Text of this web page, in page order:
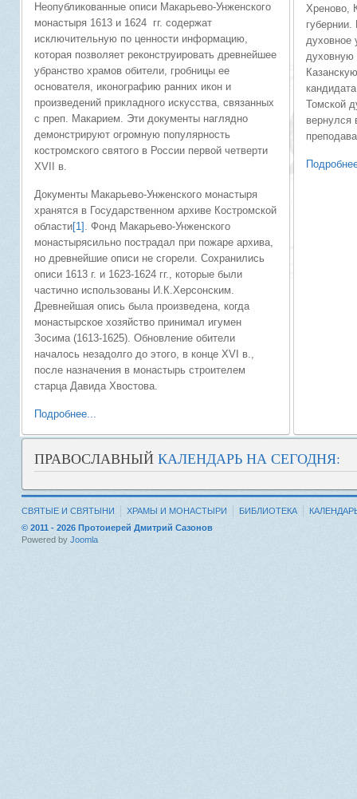
Неопубликованные описи Макарьево-Унженского
монастыря 1613 и 1624 гг. содержат
исключительную по ценности информацию,
которая позволяет реконструировать древнейшее
убранство храмов обители, гробницы ее
основателя, иконографию ранних икон и
произведений прикладного искусства, связанных
с преп. Макарием. Эти документы наглядно
демонстрируют огромную популярность
костромского святого в России первой четверти
XVII в.
Документы Макарьево-Унженского монастыря
хранятся в Государственном архиве Костромской
области[1] . Фонд Макарьево-Унженского
монастырясильно пострадал при пожаре архива,
но древнейшие описи не сгорели. Сохранились
описи 1613 г. и 1623-1624 гг., которые были
частично использованы И.К.Херсонским.
Древнейшая опись была произведена, когда
монастырское хозяйство принимал игумен
Зосима (1613-1625). Обновление обители
началось незадолго до этого, в конце XVI в.,
после назначения в монастырь строителем
старца Давида Хвостова.
Подробнее...
Хреново,
губернии.
духовное
духовную
Томской
вернулся
ПРАВОСЛАВНЫЙ КАЛЕНДАРЬ НА СЕГОДНЯ:
СВЯТЫЕ И СВЯТЫНИ ХРАМЫ И МОНАСТЫРИ БИБЛИОТЕКА
© 2011 - 2026 Протоиерей Дмитрий Сазонов
Powered by Joomla